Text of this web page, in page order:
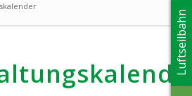
Luftseilbahn